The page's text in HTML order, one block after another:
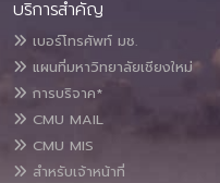
บริการสำคัญ
เบอร์โทรศัพท์ มช.
แผนที่มหาวิทยาลัยเชียงใหม่
การบริจาค*
CMU MAIL
CMU MIS
สำหรับเจ้าหน้าที่